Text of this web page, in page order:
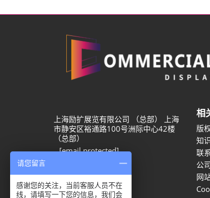
上海励扩展览有限公司 （总部） 上海
市静安区裕通路100号洲际中心42楼
（总部）
[email protected]
+86 755 2383 4541
相
版
知
联
公
网
请您留言
感谢您的关注，当前客服人员不在
线，请填写一下您的信息，我们会